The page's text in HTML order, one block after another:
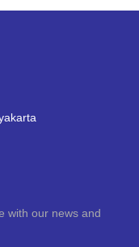
with our news and